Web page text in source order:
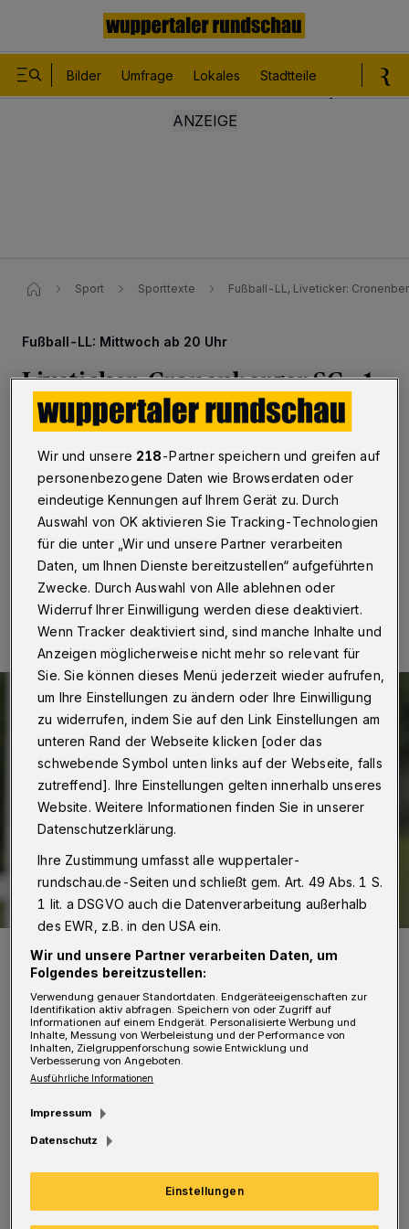
Bilder Umfrage Lokales Stadtteile
Sport Sporttexte Fußball-LL, Liveticker:
Fußball-LL: Mittwoch ab 20 Uhr
Liveticker: Cronenberger SC – 1.
FC Viersen
Wuppertal·Im ersten Heimspiel der neuen Saison
empfängt der Fußball-Landesligist Cronenberger SC
am Mittwoch (9. Juli 2023) den 1. FC Viersen. Anstoß
an der Hauptstraße ist um 20 Uhr.
09.08.2023 , 07:10 Uhr Eine Minute Lesezeit
CSC-Trainer Kai Schwertfeger.
Foto: Dirk Freund
Das Team von Trainer Kai Schwertfeger hatte
zum Auftakt am Sonntag beim 1. FC Monheim
mit 0:3 verloren. Nun will der Oberliga-
Altersdurschnitt von 24,17 Jahren aufweist,
vor heimischen Publikum die ersten Punkte
Wir und unsere 218-Partner speichern und greifen auf
personenbezogene Daten wie Browserdaten oder
eindeutige Kennungen auf Ihrem Gerät zu. Durch
Auswahl von OK aktivieren Sie Tracking-Technologien
für die unter „Wir und unsere Partner verarbeiten
Daten, um Ihnen Dienste bereitzustellen“ aufgeführten
Zwecke. Durch Auswahl von Alle ablehnen oder
Widerruf Ihrer Einwilligung werden diese deaktiviert.
Wenn Tracker deaktiviert sind, sind manche Inhalte und
Anzeigen möglicherweise nicht mehr so relevant für
Sie. Sie können dieses Menü jederzeit wieder aufrufen,
um Ihre Einstellungen zu ändern oder Ihre Einwilligung
zu widerrufen, indem Sie auf den Link Einstellungen am
unteren Rand der Webseite klicken [oder das
schwebende Symbol unten links auf der Webseite, falls
zutreffend]. Ihre Einstellungen gelten innerhalb unseres
Website. Weitere Informationen finden Sie in unserer
Datenschutzerklärung.
Ihre Zustimmung umfasst alle wuppertaler-
rundschau.de-Seiten und schließt gem. Art. 49 Abs. 1 S.
1 lit. a DSGVO auch die Datenverarbeitung außerhalb
des EWR, z.B. in den USA ein.
Wir und unsere Partner verarbeiten Daten, um
Folgendes bereitzustellen:
Verwendung genauer Standortdaten. Endgeräteeigenschaften zur
Identifikation aktiv abfragen. Speichern von oder Zugriff auf
Informationen auf einem Endgerät. Personalisierte Werbung und
Inhalte, Messung von Werbeleistung und der Performance von
Inhalten, Zielgruppenforschung sowie Entwicklung und
Verbesserung von Angeboten.
Ausführliche Informationen
Impressum
Datenschutz
Einstellungen